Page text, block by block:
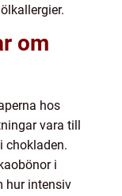
om
hos
vara till
chokladen.
i
hur intensiv